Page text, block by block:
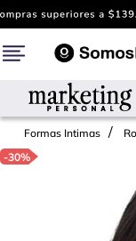
Formas Intimas
-30%